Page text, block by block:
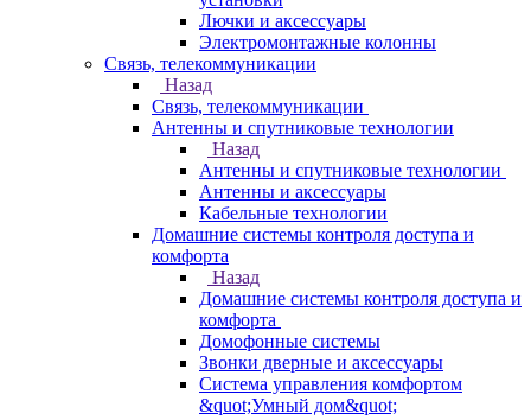
Лючки и аксессуары
Электромонтажные колонны
Связь, телекоммуникации
Назад
Связь, телекоммуникации
Антенны и спутниковые технологии
Назад
Антенны и спутниковые технологии
Антенны и аксессуары
Кабельные технологии
Домашние системы контроля доступа и
комфорта
Назад
Домашние системы контроля доступа и
комфорта
Домофонные системы
Звонки дверные и аксессуары
Система управления комфортом
&quot;Умный дом&quot;